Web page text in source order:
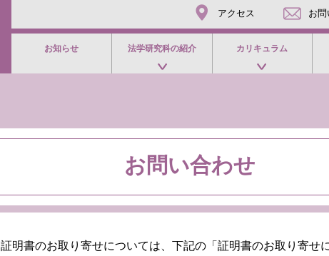
アクセス お
お知らせ 法学研究科の紹介 カリキュラム
お問い合わせ
証明書のお取り寄せについては、下記の「証明書のお取り寄せ